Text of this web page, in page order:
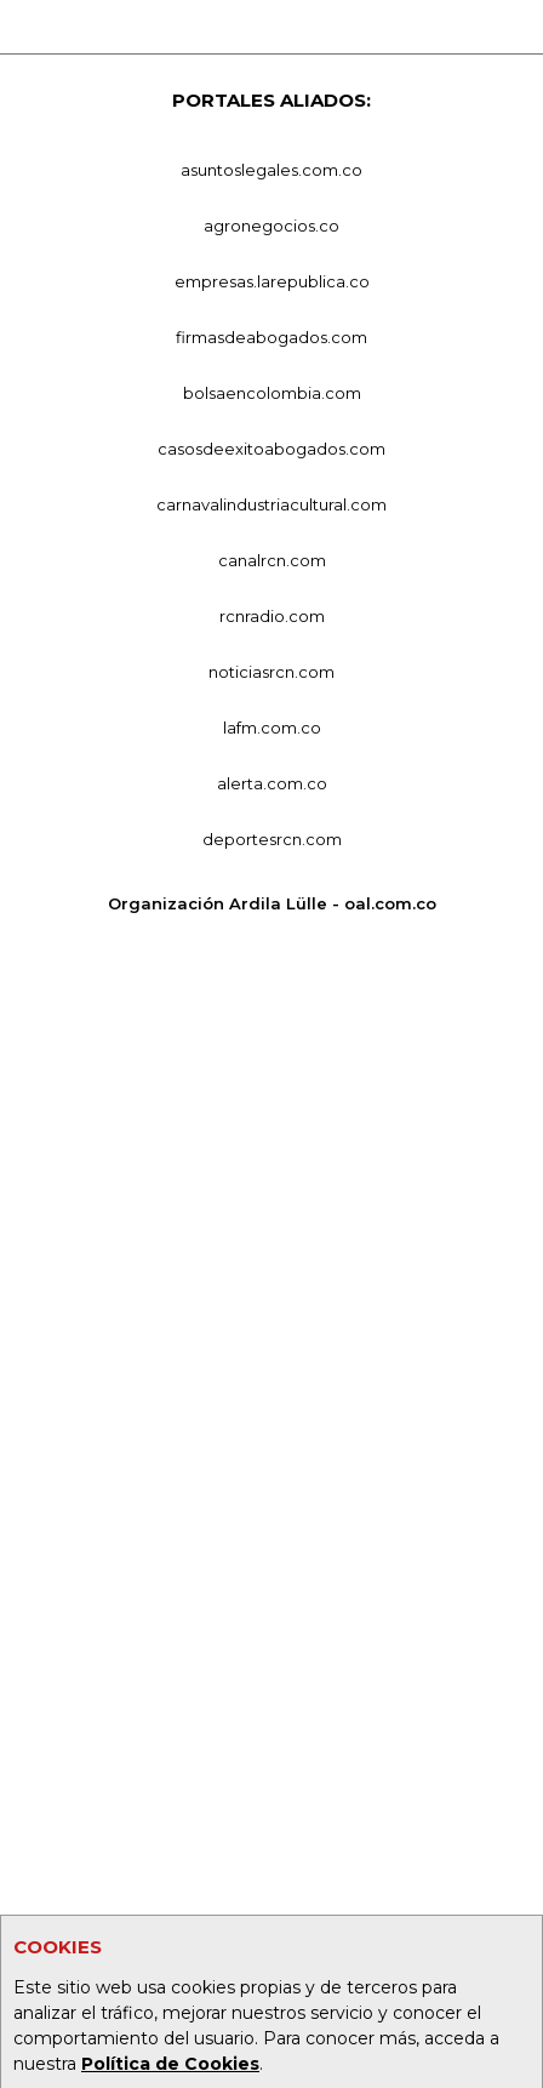
COOKIES
Este sitio web usa cookies propias y de terceros para
analizar el tráfico, mejorar nuestros servicio y conocer el
comportamiento del usuario. Para conocer más, acceda a
nuestra Política de Cookies.
PORTALES ALIADOS:
asuntoslegales.com.co
agronegocios.co
empresas.larepublica.co
firmasdeabogados.com
bolsaencolombia.com
casosdeexitoabogados.com
carnavalindustriacultural.com
canalrcn.com
rcnradio.com
noticiasrcn.com
lafm.com.co
alerta.com.co
deportesrcn.com
Organización Ardila Lülle - oal.com.co